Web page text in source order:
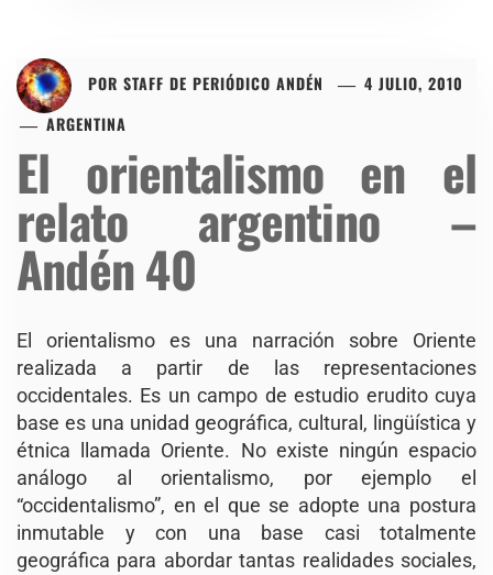
POR STAFF DE PERIÓDICO ANDÉN
4 JULIO, 2010
ARGENTINA
El orientalismo en el
relato argentino –
Andén 40
El orientalismo es una narración sobre Oriente
realizada a partir de las representaciones
occidentales. Es un campo de estudio erudito cuya
base es una unidad geográfica, cultural, lingüística y
étnica llamada Oriente. No existe ningún espacio
análogo al orientalismo, por ejemplo el
“occidentalismo”, en el que se adopte una postura
inmutable y con una base casi totalmente
geográfica para abordar tantas realidades sociales,